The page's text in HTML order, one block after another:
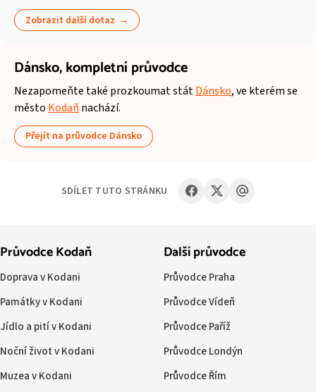
Zobrazit další dotaz
Dánsko,kompletní průvodce
Nezapomeňte také prozkoumat státDánsko, ve kterém se
město Kodaň nachází.
Přejít na průvodce Dánsko
SDÍLET TUTO STRÁNKU
Průvodce Kodaň
Doprava v Kodani
Památky v Kodani
Jídlo a pití v Kodani
Noční život v Kodani
Muzea v Kodani
Další průvodce
Průvodce Praha
Průvodce Vídeň
Průvodce Paříž
Průvodce Londýn
Průvodce Řím